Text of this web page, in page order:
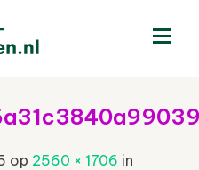
op 2560 × 1706 in